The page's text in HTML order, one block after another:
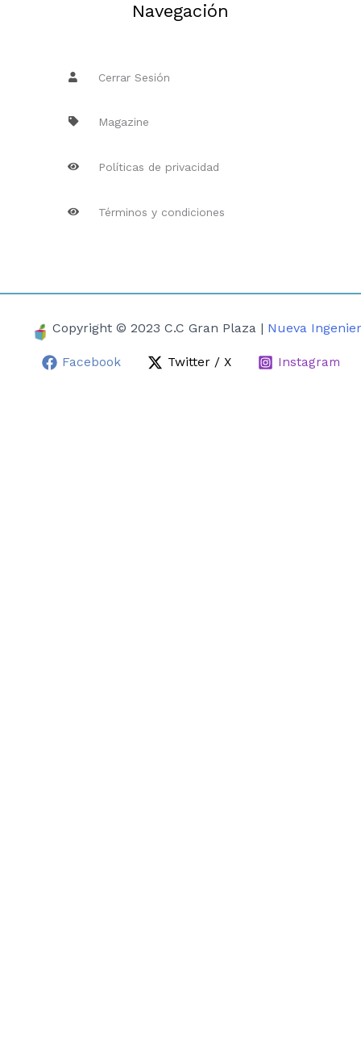
Navegación
Cerrar Sesión
Magazine
Políticas de privacidad
Términos y condiciones
Copyright © 2023 C.C Gran Plaza | Nueva
Facebook Twitter / X Instagram